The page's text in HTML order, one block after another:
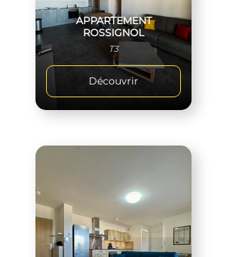
APPARTEMENT
ROSSIGNOL
T3
Découvrir